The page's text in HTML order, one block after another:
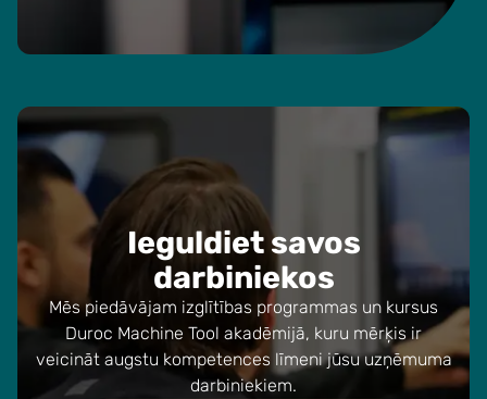
Ieguldiet savos
darbiniekos
Mēs piedāvājam izglītības programmas un kursus
Duroc Machine Tool akadēmijā, kuru mērķis ir
veicināt augstu kompetences līmeni jūsu uzņēmuma
darbiniekiem.